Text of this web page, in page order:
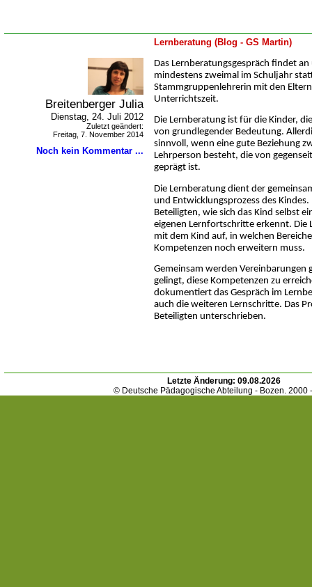
Lernberatung (Blog - GS Martin)
Breitenberger Julia
Dienstag, 24. Juli 2012
Zuletzt geändert:
Freitag, 7. November 2014
Noch kein Kommentar ...
Das Lernberatungsgespräch findet
mindestens zweimal im Schuljahr
Stammgruppenlehrerin mit den
Unterrichtszeit.
Die Lernberatung ist für die Kinder,
von grundlegender Bedeutung.
sinnvoll, wenn eine gute Beziehung
Lehrperson besteht, die von
geprägt ist.
Die Lernberatung dient der
und Entwicklungsprozess des Kindes.
Beteiligten, wie sich das Kind selbst
eigenen Lernfortschritte erkennt. Die
mit dem Kind auf, in welchen
Kompetenzen noch erweitern muss.
Gemeinsam werden Vereinbarungen
gelingt, diese Kompetenzen zu
dokumentiert das Gespräch im
auch die weiteren Lernschritte. Das
Beteiligten unterschrieben.
Letzte Änderung: 09.08.2026
© Deutsche Pädagogische Abteilung - Bozen. 2000